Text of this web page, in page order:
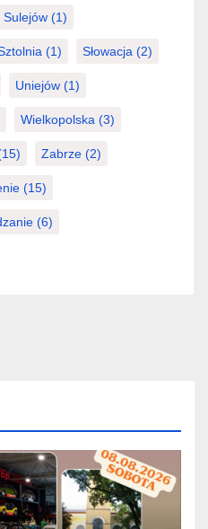
Sulejów (1)
(1) Słowacja (2)
Uniejów (1)
Wielkopolska (3)
Zabrze (2)
(15)
(6)